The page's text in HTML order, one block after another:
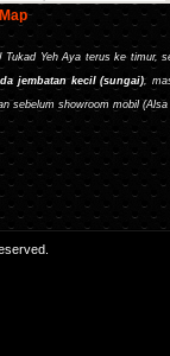
Tukad Yeh Aya terus ke timur,
jembatan kecil (sungai),
sebelum showroom mobil